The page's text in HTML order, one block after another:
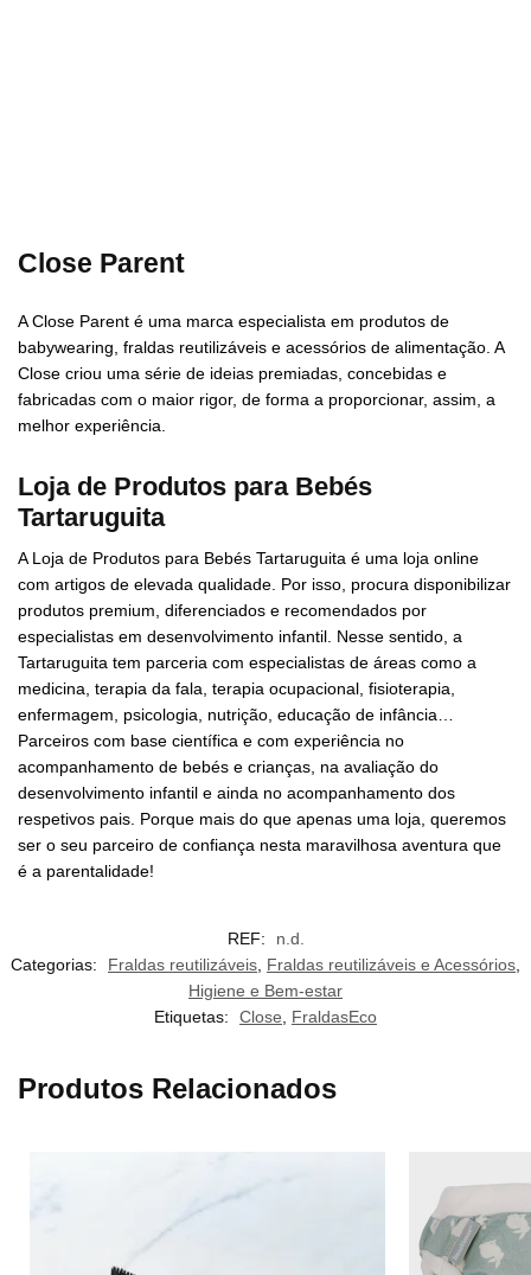
Close Parent
A Close Parent é uma marca especialista em produtos de
babywearing, fraldas reutilizáveis e acessórios de alimentação. A
Close criou uma série de ideias premiadas, concebidas e
fabricadas com o maior rigor, de forma a proporcionar, assim, a
melhor experiência.
Loja de Produtos para Bebés
Tartaruguita
A Loja de Produtos para Bebés Tartaruguita é uma loja online
com artigos de elevada qualidade. Por isso, procura disponibilizar
produtos premium, diferenciados e recomendados por
especialistas em desenvolvimento infantil. Nesse sentido, a
Tartaruguita tem parceria com especialistas de áreas como a
medicina, terapia da fala, terapia ocupacional, fisioterapia,
enfermagem, psicologia, nutrição, educação de infância…
Parceiros com base científica e com experiência no
acompanhamento de bebés e crianças, na avaliação do
desenvolvimento infantil e ainda no acompanhamento dos
respetivos pais. Porque mais do que apenas uma loja, queremos
ser o seu parceiro de confiança nesta maravilhosa aventura que
é a parentalidade!
REF:
n.d.
Categorias:
Fraldas reutilizáveis Fraldas reutilizáveis e Acessórios
Higiene e Bem-estar
Etiquetas:
Close FraldasEco
Produtos Relacionados